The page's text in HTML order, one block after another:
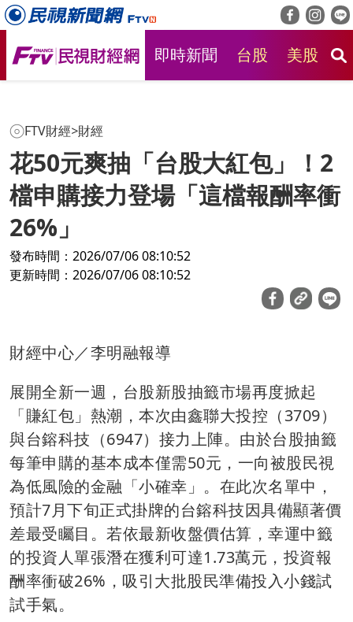
即時新聞 台股 美股
FTV財經>財經
花50元爽抽「台股大紅包」！2
檔申購接力登場「這檔報酬率衝
26%」
發布時間：2026/07/06 08:10:52
更新時間：2026/07/06 08:10:52
財經中心／李明融報導
展開全新一週，台股新股抽籤市場再度掀起
「賺紅包」熱潮，本次由鑫聯大投控（3709）
與台鎔科技（6947）接力上陣。由於台股抽籤
每筆申購的基本成本僅需50元，一向被股民視
為低風險的金融「小確幸」。在此次名單中，
預計7月下旬正式掛牌的台鎔科技因具備顯著價
差最受矚目。若依最新收盤價估算，幸運中籤
的投資人單張潛在獲利可達1.73萬元，投資報
酬率衝破26%，吸引大批股民準備投入小錢試
試手氣。